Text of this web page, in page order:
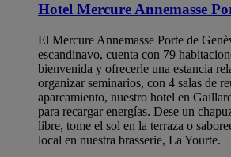
Hotel Mercure Annemasse
El Mercure Annemasse Porte de
escandinavo, cuenta con 79
bienvenida y ofrecerle una estancia
organizar seminarios, con 4 salas de
aparcamiento, nuestro hotel en
para recargar energías. Dese un
libre, tome el sol en la terraza o
local en nuestra brasserie, La Yourte.